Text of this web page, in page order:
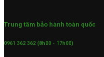
Trung tâm bảo hành toàn quốc
0961 362 362 (8h00 - 17h00)